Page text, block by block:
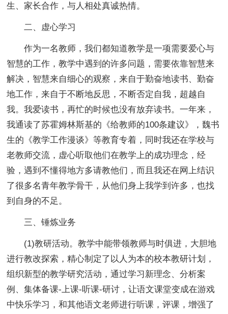
生、家长合作，与人相处真诚热情。
二、虚心学习
作为一名教师，我们都知道教学是一项需要爱心与
智慧的工作，教学中遇到的许多问题，需要依靠智慧来
解决，智慧来自细心的观察，来自于勤奋地读书、勤奋
地工作，来自于不断地反思，不断否定自我，超越自
我。我爱读书，再忙的时候也没有放弃读书。一年来，
我通读了苏霍姆林斯基的《给教师的100条建议》，魏书
生的《教学工作漫谈》等教育专着，同时我还在学校与
老教师交流，虚心听取他们在教学上的成功理念，经
验，遇到不懂得地方多请教他们，而且我还在网上结识
了很多名青年教学骨干，从他们身上我学到许多，也找
到自身的不足。
三、锤炼业务
(1)教研活动。教学中能带领教师与时俱进，大胆地
进行教改探索，精心制定了以人为本的校本教研计划，
组织新型的教学研究活动，通过学习新理念、分析案
例、集体备课-上课-听课-研讨，让语文课堂变成在游戏
中快乐学习，和其他语文老师进行听课，评课，增强了